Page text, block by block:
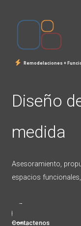
Remodelaciones +
Diseño
medida
Asesoramiento,
espacios
Contactenos